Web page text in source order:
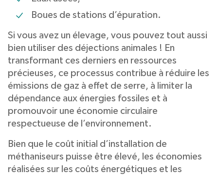
Boues de stations d’épuration.
Si vous avez un élevage, vous pouvez tout aussi
bien utiliser des déjections animales ! En
transformant ces derniers en ressources
précieuses, ce processus contribue à réduire les
émissions de gaz à effet de serre, à limiter la
dépendance aux énergies fossiles et à
promouvoir une économie circulaire
respectueuse de l’environnement.
Bien que le coût initial d’installation de
méthaniseurs puisse être élevé, les économies
réalisées sur les coûts énergétiques et les